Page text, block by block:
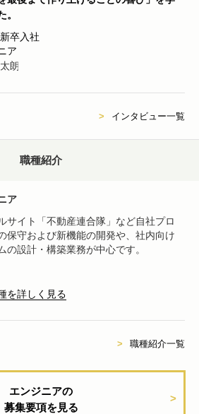
。
卒入社
ア
インタビュー一覧
職種紹介
ア
サイト「不動産連合隊」など自社プロ
保守および新機能の開発や、社内向け
の設計・構築業務が中心です。
を詳しく見る
職種紹介一覧
エンジニアの
募集要項を見る